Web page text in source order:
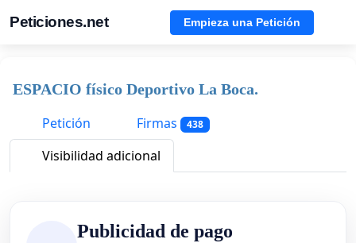
Peticiones.net Empieza una Petición
ESPACIO físico Deportivo La Boca.
Petición
Firmas 438
Visibilidad adicional
Publicidad de pago